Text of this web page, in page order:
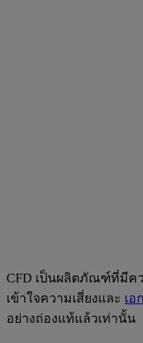
CFD เป็นผลิตภัณฑ์ที่มีค
เข้าใจความเสี่ยงและ เอ
อย่างถ่องแท้แล้วเท่านั้น